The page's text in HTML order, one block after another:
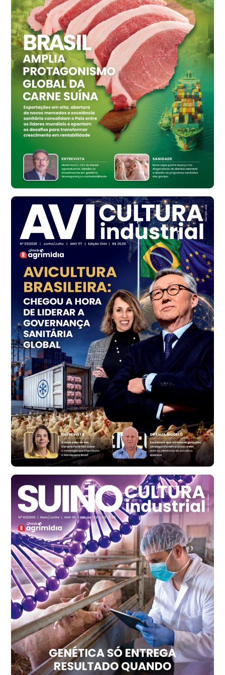
cx
Ovo Vermelho - Regional
Vermelho
R$ 159,31
cx
Ovo Branco - Regional
Bastos (SP)
R$ 134,42
cx
Ovo Vermelho - Regional
Bastos (SP)
R$ 148,56
Frango - Indicador
SP
R$ 7,16
Frango - Indicador
SP
R$ 7,18
kg
Trigo Atacado - Regional
PR
R$ 1.414,46
t
Trigo Atacado - Regional
RS
R$ 1.314,61
t
Ovo Vermelho - Regional
Vermelho
R$ 171,61
cx
Ovo Branco - Regional
Santa Maria do Jetibá (ES)
R$ 140,74
Ovo Branco - Regional
Recife (PE)
R$ 147,74
cx
Ovo Vermelho - Regional
Recife (PE)
R$ 157,72
cx